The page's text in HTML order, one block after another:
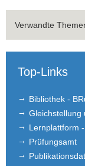
Verwandte
Top-Links
Bibliothek -
Gleichstellung
Lernplattform
Prüfungsamt